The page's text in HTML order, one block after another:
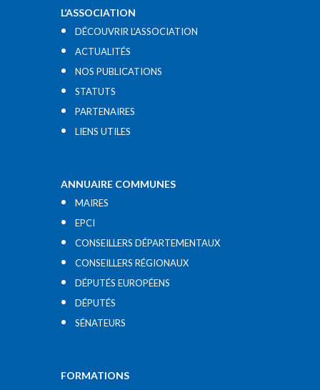
L’ASSOCIATION
DÉCOUVRIR L’ASSOCIATION
ACTUALITÉS
NOS PUBLICATIONS
STATUTS
PARTENAIRES
LIENS UTILES​
ANNUAIRE COMMUNES
MAIRES
EPCI
CONSEILLERS DÉPARTEMENTAUX
CONSEILLERS RÉGIONAUX
DÉPUTÉS EUROPÉENS
DÉPUTÉS
SÉNATEURS
FORMATIONS